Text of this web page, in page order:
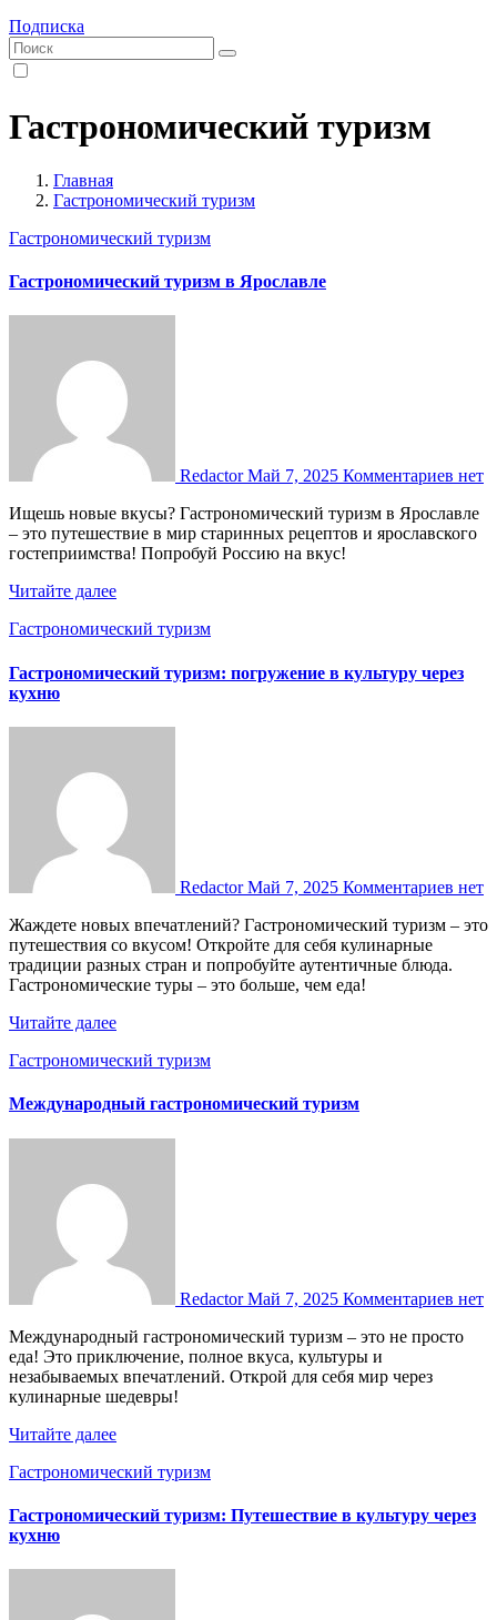
Подписка
Гастрономический туризм
Главная
Гастрономический туризм
Гастрономический туризм
Гастрономический туризм в Ярославле
RedactorМай 7, 2025 Комментариев нет
Ищешь новые вкусы? Гастрономический туризм в Ярославле
– это путешествие в мир старинных рецептов и ярославского
гостеприимства! Попробуй Россию на вкус!
Читайте далее
Гастрономический туризм
Гастрономический туризм: погружение в культуру через
кухню
RedactorМай 7, 2025 Комментариев нет
Жаждете новых впечатлений? Гастрономический туризм – это
путешествия со вкусом! Откройте для себя кулинарные
традиции разных стран и попробуйте аутентичные блюда.
Гастрономические туры – это больше, чем еда!
Читайте далее
Гастрономический туризм
Международный гастрономический туризм
RedactorМай 7, 2025 Комментариев нет
Международный гастрономический туризм – это не просто
еда! Это приключение, полное вкуса, культуры и
незабываемых впечатлений. Открой для себя мир через
кулинарные шедевры!
Читайте далее
Гастрономический туризм
Гастрономический туризм: Путешествие в культуру через
кухню